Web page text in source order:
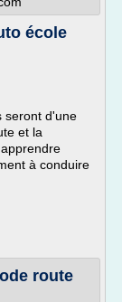
école
seront d'une
et la
à conduire
route